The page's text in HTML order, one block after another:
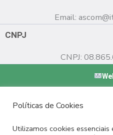
Email:
CNPJ
CNPJ:
Políticas de Cookies
Utilizamos cookies